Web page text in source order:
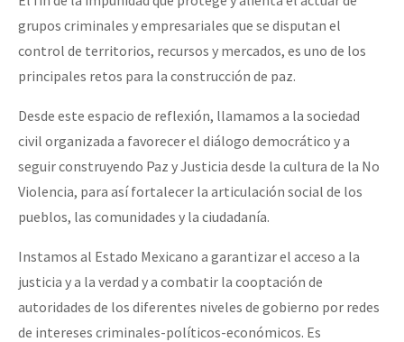
grupos criminales y empresariales que se disputan el
control de territorios, recursos y mercados, es uno de los
principales retos para la construcción de paz.
Desde este espacio de reflexión, llamamos a la sociedad
civil organizada a favorecer el diálogo democrático y a
seguir construyendo Paz y Justicia desde la cultura de la No
Violencia, para así fortalecer la articulación social de los
pueblos, las comunidades y la ciudadanía.
Instamos al Estado Mexicano a garantizar el acceso a la
justicia y a la verdad y a combatir la cooptación de
autoridades de los diferentes niveles de gobierno por redes
de intereses criminales-políticos-económicos. Es